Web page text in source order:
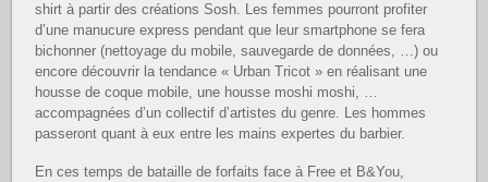
shirt à partir des créations Sosh. Les femmes pourront profiter
d’une manucure express pendant que leur smartphone se fera
bichonner (nettoyage du mobile, sauvegarde de données, …) ou
encore découvrir la tendance « Urban Tricot » en réalisant une
housse de coque mobile, une housse moshi moshi, …
accompagnées d’un collectif d’artistes du genre. Les hommes
passeront quant à eux entre les mains expertes du barbier.
En ces temps de bataille de forfaits face à Free et B&You,